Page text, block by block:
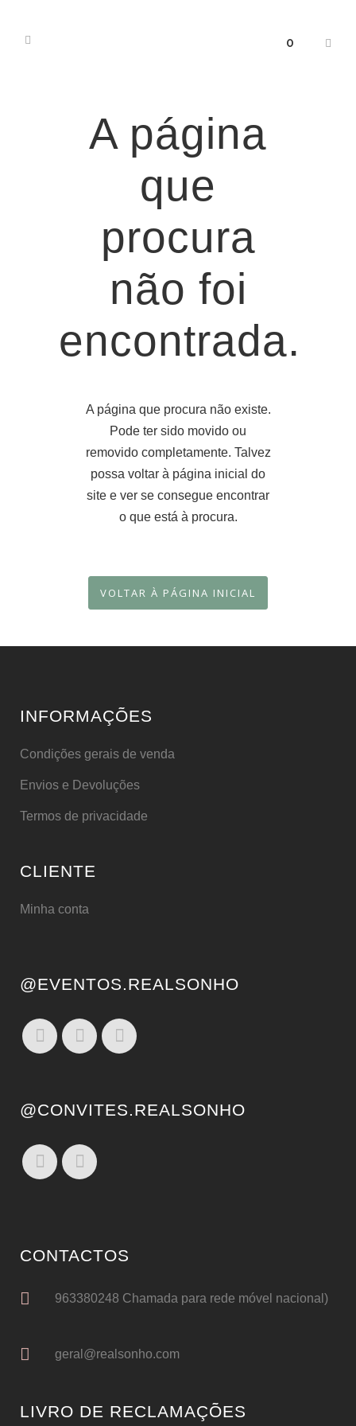
0
A página
que
procura
não foi
encontrada.
A página que procura não existe.
Pode ter sido movido ou
removido completamente. Talvez
possa voltar à página inicial do
site e ver se consegue encontrar
o que está à procura.
VOLTAR À PÁGINA INICIAL
INFORMAÇÕES
Condições gerais de venda
Envios e Devoluções
Termos de privacidade
CLIENTE
Minha conta
@EVENTOS.REALSONHO
@CONVITES.REALSONHO
CONTACTOS
963380248 Chamada para rede móvel nacional)
geral@realsonho.com
LIVRO DE RECLAMAÇÕES